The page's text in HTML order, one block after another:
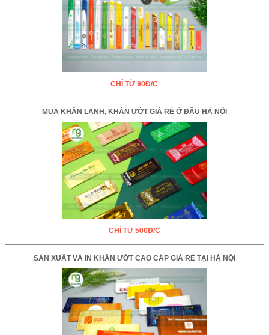
CHỈ TỪ 90Đ/C
MUA KHĂN LẠNH, KHĂN ƯỚT GIÁ RẺ Ở ĐÂU HÀ NỘI
CHỈ TỪ 500Đ/C
SẢN XUẤT VÀ IN KHĂN ƯỚT CAO CẤP GIÁ RẺ TẠI HÀ NỘI